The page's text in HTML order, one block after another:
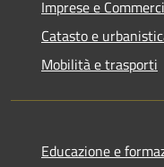
Imprese e
Catasto e
Mobilità e trasporti
Educazione e